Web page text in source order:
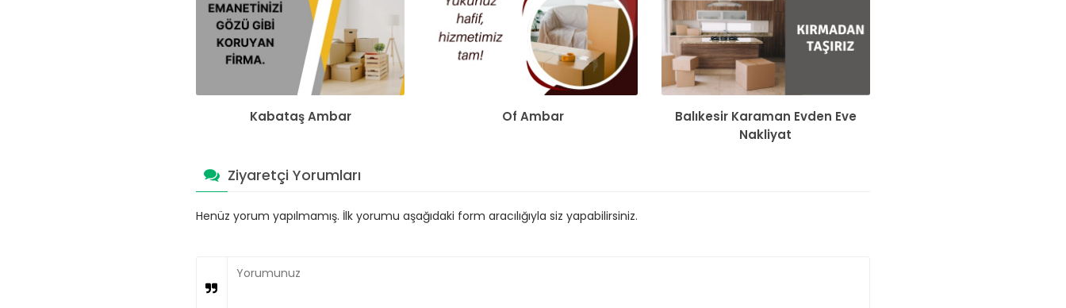
Kabataş Ambar Of Ambar
Balıkesir Karaman Evden Eve
Nakliyat
Ziyaretçi Yorumları
Henüz yorum yapılmamış. İlk yorumu aşağıdaki form aracılığıyla siz yapabilirsiniz.